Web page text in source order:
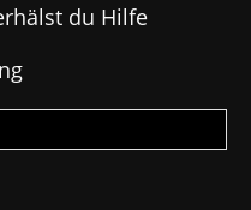
du Hilfe